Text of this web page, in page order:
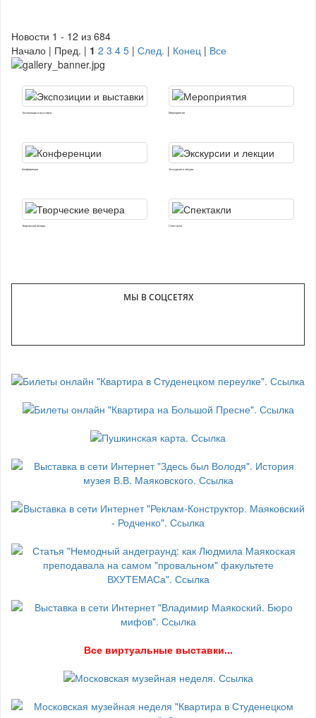
Новости 1 - 12 из 684
Начало | Пред. | 1 2 3 4 5 | След. | Конец | Все
Экспозиции и выставки Мероприятия
Конференции Экскурсии и лекции
Творческие вечера Спектакли
МЫ В СОЦСЕТЯХ
Все виртуальные выставки...